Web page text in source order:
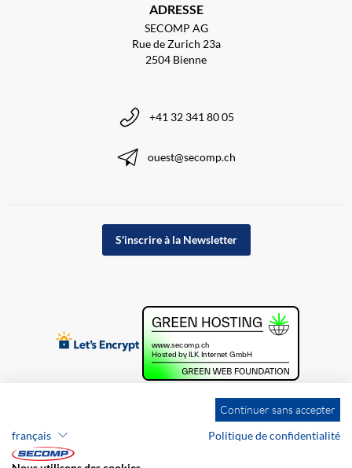
ADRESSE
SECOMP AG
Rue de Zurich 23a
2504 Bienne
+41 32 341 80 05
ouest@secomp.ch
S'inscrire à la Newsletter
Continuer sans accepter
français
Politique de confidentialité